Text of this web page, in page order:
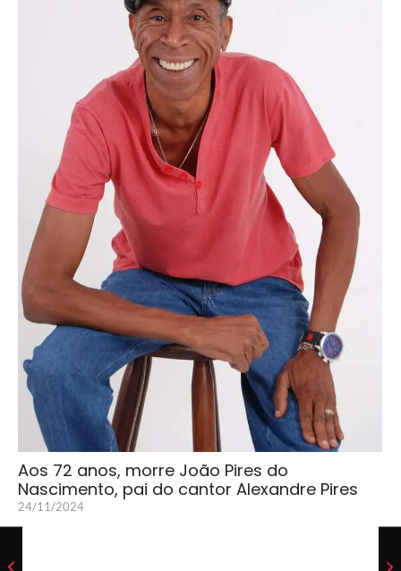
Aos 72 anos, morre João Pires do
Nascimento, pai do cantor Alexandre Pires
24/11/2024